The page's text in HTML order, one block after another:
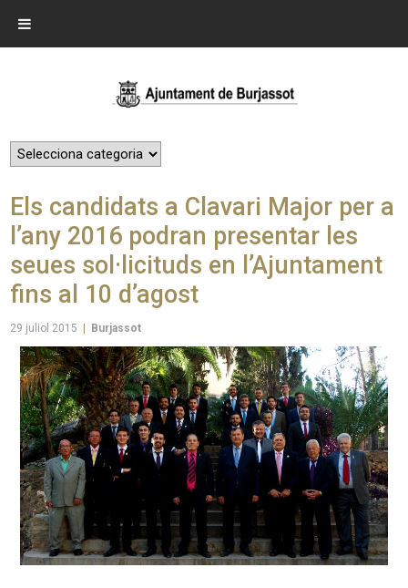
Els candidats a Clavari Major per a
l’any 2016 podran presentar les
seues sol·licituds en l’Ajuntament
fins al 10 d’agost
29 juliol 2015 Burjassot